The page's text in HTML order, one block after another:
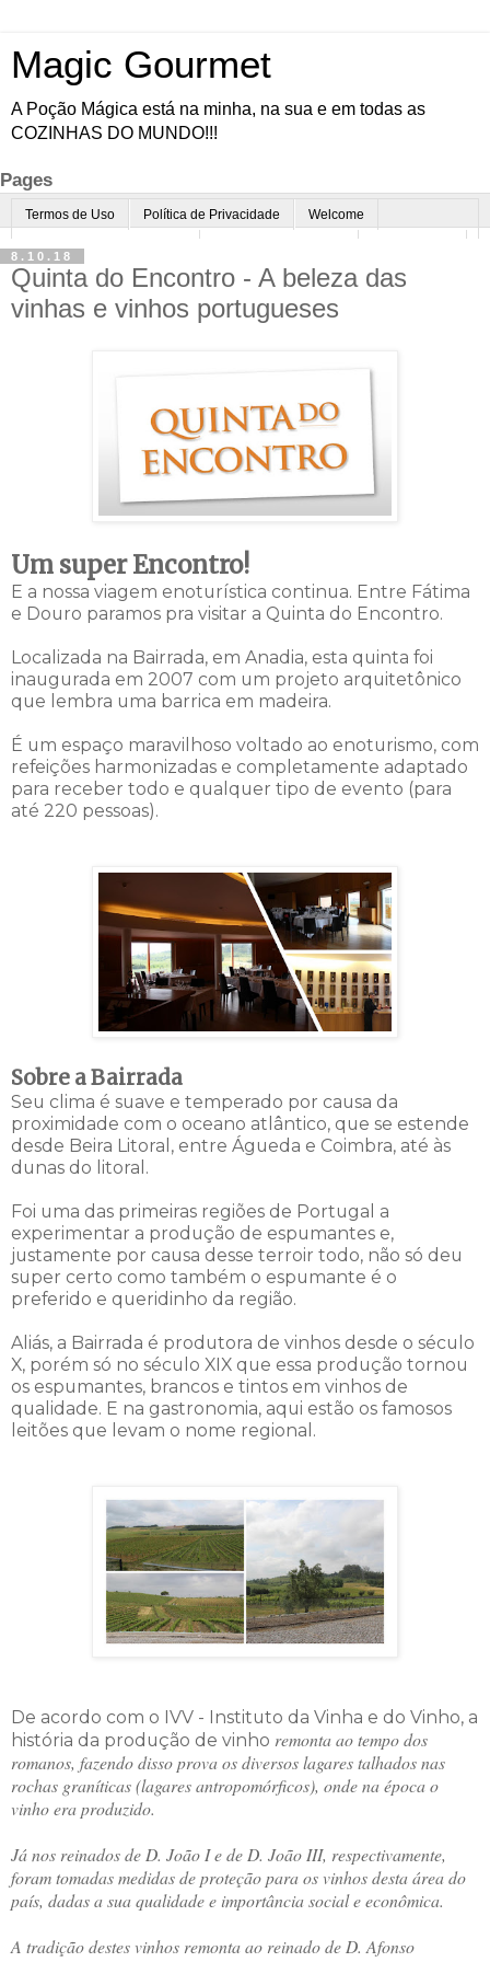
Magic Gourmet
A Poção Mágica está na minha, na sua e em todas as
COZINHAS DO MUNDO!!!
Pages
Termos de Uso Política de Privacidade Welcome
Quem é o Magic Gourmet?
Enoturismo Minha Cozinha Dicas da vovó Mais
Parcerias Contato
8.10.18
Quinta do Encontro - A beleza das
vinhas e vinhos portugueses
Um super Encontro!
E a nossa viagem enoturística continua. Entre Fátima
e Douro paramos pra visitar a Quinta do Encontro.
Localizada na Bairrada, em Anadia, esta quinta foi
inaugurada em 2007 com um projeto arquitetônico
que lembra uma barrica em madeira.
É um espaço maravilhoso voltado ao enoturismo, com
refeições harmonizadas e completamente adaptado
para receber todo e qualquer tipo de evento (para
até 220 pessoas).
Sobre a Bairrada
Seu clima é suave e temperado por causa da
proximidade com o oceano atlântico, que se estende
desde Beira Litoral, entre Águeda e Coimbra, até às
dunas do litoral.
Foi uma das primeiras regiões de Portugal a
experimentar a produção de espumantes e,
justamente por causa desse terroir todo, não só deu
super certo como também o espumante é o
preferido e queridinho da região.
Aliás, a Bairrada é produtora de vinhos desde o século
X, porém só no século XIX que essa produção tornou
os espumantes, brancos e tintos em vinhos de
qualidade. E na gastronomia, aqui estão os famosos
leitões que levam o nome regional.
De acordo com o IVV - Instituto da Vinha e do Vinho, a
história da produção de vinho remonta ao tempo dos
romanos, fazendo disso prova os diversos lagares talhados nas
rochas graníticas (lagares antropomórficos), onde na época o
vinho era produzido.
Já nos reinados de D. João I e de D. João III, respectivamente,
foram tomadas medidas de proteção para os vinhos desta área do
país, dadas a sua qualidade e importância social e econômica.
A tradição destes vinhos remonta ao reinado de D. Afonso